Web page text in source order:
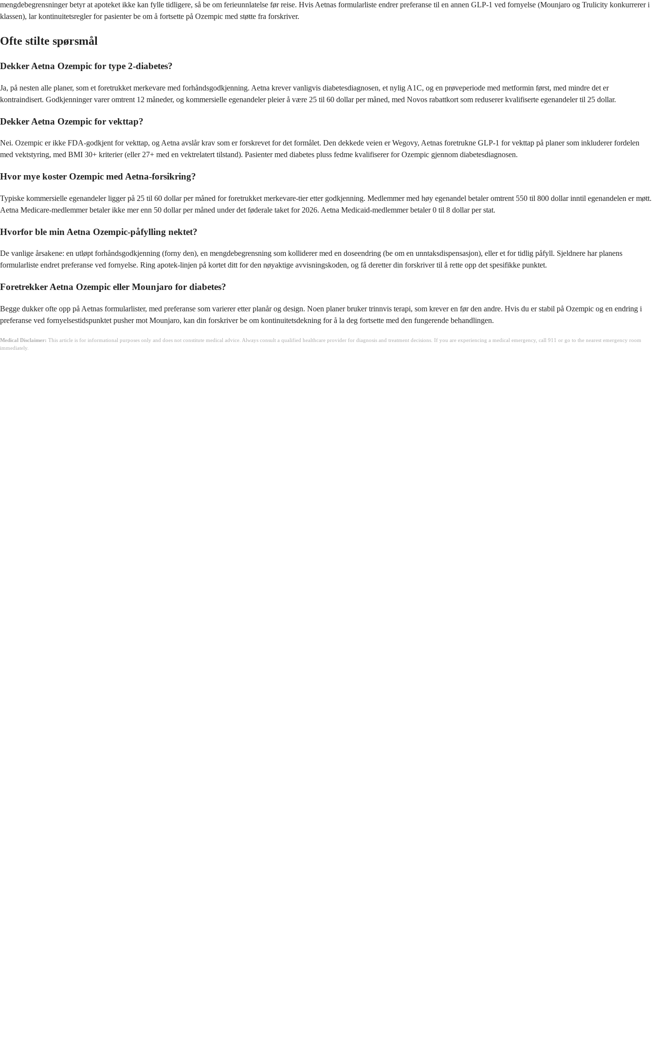
mengdebegrensninger betyr at apoteket ikke kan fylle tidligere, så be om ferieunnlatelse før reise. Hvis Aetnas formularliste endrer preferanse til en annen GLP-1 ved fornyelse (Mounjaro og Trulicity konkurrerer i
klassen), lar kontinuitetsregler for pasienter be om å fortsette på Ozempic med støtte fra forskriver.
Ofte stilte spørsmål
Dekker Aetna Ozempic for type 2-diabetes?
Ja, på nesten alle planer, som et foretrukket merkevare med forhåndsgodkjenning. Aetna krever vanligvis diabetesdiagnosen, et nylig A1C, og en prøveperiode med metformin først, med mindre det er
kontraindisert. Godkjenninger varer omtrent 12 måneder, og kommersielle egenandeler pleier å være 25 til 60 dollar per måned, med Novos rabattkort som reduserer kvalifiserte egenandeler til 25 dollar.
Dekker Aetna Ozempic for vekttap?
Nei. Ozempic er ikke FDA-godkjent for vekttap, og Aetna avslår krav som er forskrevet for det formålet. Den dekkede veien er Wegovy, Aetnas foretrukne GLP-1 for vekttap på planer som inkluderer fordelen
med vektstyring, med BMI 30+ kriterier (eller 27+ med en vektrelatert tilstand). Pasienter med diabetes pluss fedme kvalifiserer for Ozempic gjennom diabetesdiagnosen.
Hvor mye koster Ozempic med Aetna-forsikring?
Typiske kommersielle egenandeler ligger på 25 til 60 dollar per måned for foretrukket merkevare-tier etter godkjenning. Medlemmer med høy egenandel betaler omtrent 550 til 800 dollar inntil egenandelen er møtt.
Aetna Medicare-medlemmer betaler ikke mer enn 50 dollar per måned under det føderale taket for 2026. Aetna Medicaid-medlemmer betaler 0 til 8 dollar per stat.
Hvorfor ble min Aetna Ozempic-påfylling nektet?
De vanlige årsakene: en utløpt forhåndsgodkjenning (forny den), en mengdebegrensning som kolliderer med en doseendring (be om en unntaksdispensasjon), eller et for tidlig påfyll. Sjeldnere har planens
formularliste endret preferanse ved fornyelse. Ring apotek-linjen på kortet ditt for den nøyaktige avvisningskoden, og få deretter din forskriver til å rette opp det spesifikke punktet.
Foretrekker Aetna Ozempic eller Mounjaro for diabetes?
Begge dukker ofte opp på Aetnas formularlister, med preferanse som varierer etter planår og design. Noen planer bruker trinnvis terapi, som krever en før den andre. Hvis du er stabil på Ozempic og en endring i
preferanse ved fornyelsestidspunktet pusher mot Mounjaro, kan din forskriver be om kontinuitetsdekning for å la deg fortsette med den fungerende behandlingen.
Medical Disclaimer: This article is for informational purposes only and does not constitute medical advice. Always consult a qualified healthcare provider for diagnosis and treatment decisions. If you are experiencing a medical emergency, call 911 or go to the nearest emergency room
immediately.